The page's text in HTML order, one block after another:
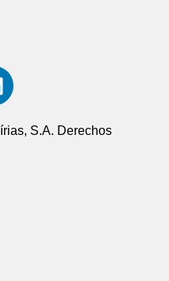
S.A. Derechos